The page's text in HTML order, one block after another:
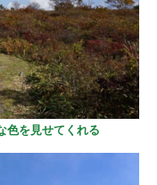
色を見せてくれる